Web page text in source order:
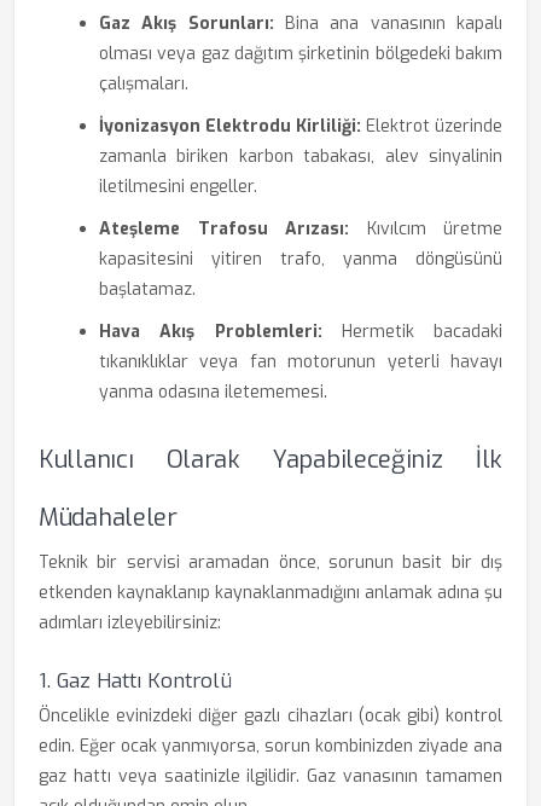
Gaz Akış Sorunları: Bina ana vanasının kapalı
olması veya gaz dağıtım şirketinin bölgedeki bakım
çalışmaları.
İyonizasyon Elektrodu Kirliliği: Elektrot üzerinde
zamanla biriken karbon tabakası, alev sinyalinin
iletilmesini engeller.
Ateşleme Trafosu Arızası: Kıvılcım üretme
kapasitesini yitiren trafo, yanma döngüsünü
başlatamaz.
Hava Akış Problemleri: Hermetik bacadaki
tıkanıklıklar veya fan motorunun yeterli havayı
yanma odasına iletememesi.
Kullanıcı Olarak Yapabileceğiniz İlk
Müdahaleler
Teknik bir servisi aramadan önce, sorunun basit bir dış
etkenden kaynaklanıp kaynaklanmadığını anlamak adına şu
adımları izleyebilirsiniz:
1. Gaz Hattı Kontrolü
Öncelikle evinizdeki diğer gazlı cihazları (ocak gibi) kontrol
edin. Eğer ocak yanmıyorsa, sorun kombinizden ziyade ana
gaz hattı veya saatinizle ilgilidir. Gaz vanasının tamamen